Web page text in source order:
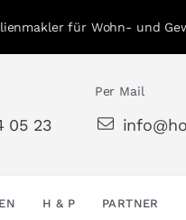
für Wohn- und
05 23
Per Mail
H & P PARTNER